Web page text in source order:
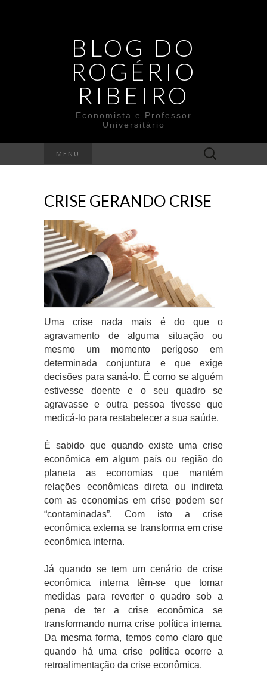
BLOG DO
ROGÉRIO
RIBEIRO
Economista e Professor
Universitário
MENU
Search
for:
CRISE GERANDO CRISE
Uma crise nada mais é do que o
agravamento de alguma situação ou
mesmo um momento perigoso em
determinada conjuntura e que exige
decisões para saná-lo. É como se alguém
estivesse doente e o seu quadro se
agravasse e outra pessoa tivesse que
medicá-lo para restabelecer a sua saúde.
É sabido que quando existe uma crise
econômica em algum país ou região do
planeta as economias que mantém
relações econômicas direta ou indireta
com as economias em crise podem ser
“contaminadas”. Com isto a crise
econômica externa se transforma em crise
econômica interna.
Já quando se tem um cenário de crise
econômica interna têm-se que tomar
medidas para reverter o quadro sob a
pena de ter a crise econômica se
transformando numa crise política interna.
Da mesma forma, temos como claro que
quando há uma crise política ocorre a
retroalimentação da crise econômica.